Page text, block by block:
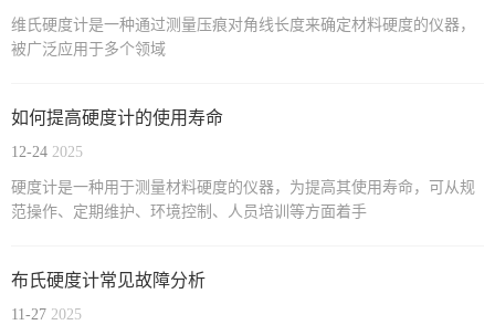
维氏硬度计是一种通过测量压痕对角线长度来确定材料硬度的仪器，
被广泛应用于多个领域
如何提高硬度计的使用寿命
12-24 2025
硬度计是一种用于测量材料硬度的仪器，为提高其使用寿命，可从规
范操作、定期维护、环境控制、人员培训等方面着手
布氏硬度计常见故障分析
11-27 2025